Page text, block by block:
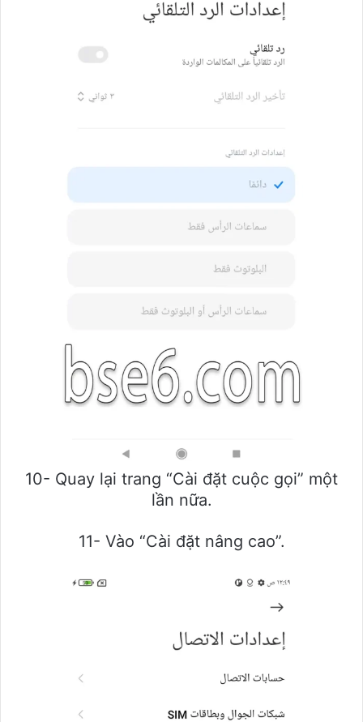
10- Quay lại trang “Cài đặt cuộc gọi” một
lần nữa.
11- Vào “Cài đặt nâng cao”.